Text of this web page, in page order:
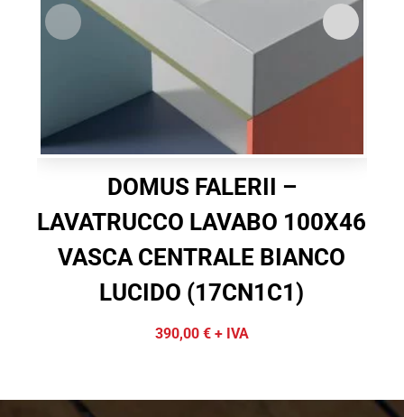
DOMUS FALERII –
LAVATRUCCO LAVABO 100X46
VASCA CENTRALE BIANCO
LUCIDO (17CN1C1)
390,00 € + IVA